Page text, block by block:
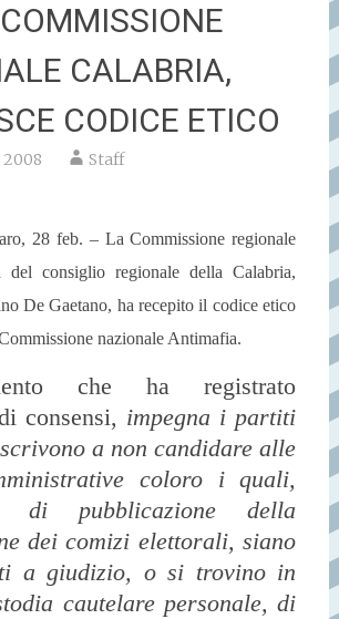
CALABRIA,
CODICE ETICO
2008 Staff
28 feb. – La Commissione regionale
consiglio regionale della Calabria,
De Gaetano, ha recepito il codice etico
nazionale Antimafia.
che ha registrato
consensi, impegna i partiti
a non candidare alle
coloro i quali,
di pubblicazione della
dei comizi elettorali, siano
a giudizio, o si trovino in
cautelare personale, di